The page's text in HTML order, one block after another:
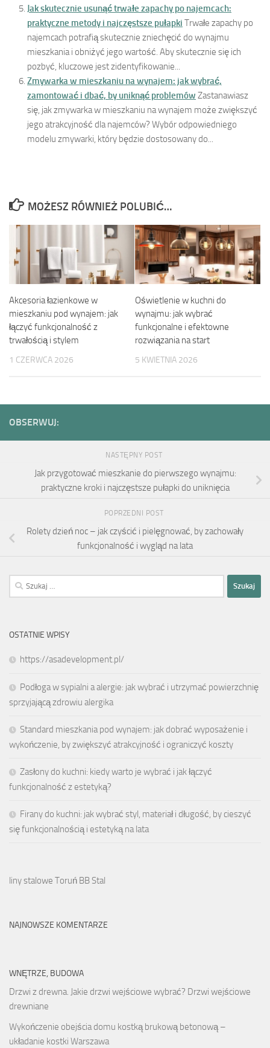
Jak skutecznie usunąć trwałe zapachy po najemcach:
praktyczne metody i najczęstsze pułapki Trwałe zapachy po
najemcach potrafią skutecznie zniechęcić do wynajmu
mieszkania i obniżyć jego wartość. Aby skutecznie się ich
pozbyć, kluczowe jest zidentyfikowanie...
Zmywarka w mieszkaniu na wynajem: jak wybrać,
zamontować i dbać, by uniknąć problemów Zastanawiasz
się, jak zmywarka w mieszkaniu na wynajem może zwiększyć
jego atrakcyjność dla najemców? Wybór odpowiedniego
modelu zmywarki, który będzie dostosowany do...
MOŻESZ RÓWNIEŻ POLUBIĆ…
Akcesoria łazienkowe w
mieszkaniu pod wynajem: jak
łączyć funkcjonalność z
trwałością i stylem
1 CZERWCA 2026
Oświetlenie w kuchni do
wynajmu: jak wybrać
funkcjonalne i efektowne
rozwiązania na start
5 KWIETNIA 2026
OBSERWUJ:
NASTĘPNY POST
Jak przygotować mieszkanie do pierwszego wynajmu:
praktyczne kroki i najczęstsze pułapki do uniknięcia
POPRZEDNI POST
Rolety dzień noc – jak czyścić i pielęgnować, by zachowały
funkcjonalność i wygląd na lata
Szukaj:
OSTATNIE WPISY
https://asadevelopment.pl/
Podłoga w sypialni a alergie: jak wybrać i utrzymać powierzchnię
sprzyjającą zdrowiu alergika
Standard mieszkania pod wynajem: jak dobrać wyposażenie i
wykończenie, by zwiększyć atrakcyjność i ograniczyć koszty
Zasłony do kuchni: kiedy warto je wybrać i jak łączyć
funkcjonalność z estetyką?
Firany do kuchni: jak wybrać styl, materiał i długość, by cieszyć
się funkcjonalnością i estetyką na lata
liny stalowe Toruń BB Stal
NAJNOWSZE KOMENTARZE
WNĘTRZE, BUDOWA
Drzwi z drewna. Jakie drzwi wejściowe wybrać? Drzwi wejściowe
drewniane
Wykończenie obejścia domu kostką brukową betonową –
układanie kostki Warszawa